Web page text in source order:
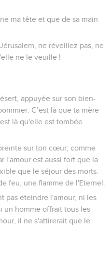
ma tête et que de sa main
ne réveillez pas, ne
ne le veuille !
appuyée sur son bien-
C’est là que ta mère
là qu'elle est tombée
sur ton cœur, comme
l'amour est aussi fort que la
que le séjour des morts.
feu, une flamme de l'Eternel.
pas éteindre l'amour, ni les
un homme offrait tous les
il ne s'attirerait que le